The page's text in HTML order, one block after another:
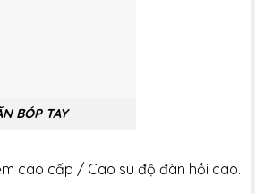
BÓP TAY
cao cấp / Cao su độ đàn hồi cao.